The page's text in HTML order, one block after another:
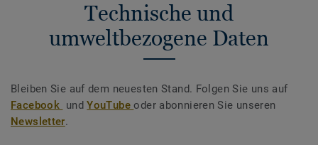
Technische und
umweltbezogene Daten
Bleiben Sie auf dem neuesten Stand. Folgen Sie uns auf
Facebook undYouTubeoder abonnieren Sie unseren
Newsletter.